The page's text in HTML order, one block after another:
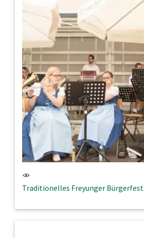
Traditionelles Freyunger Bürgerfest